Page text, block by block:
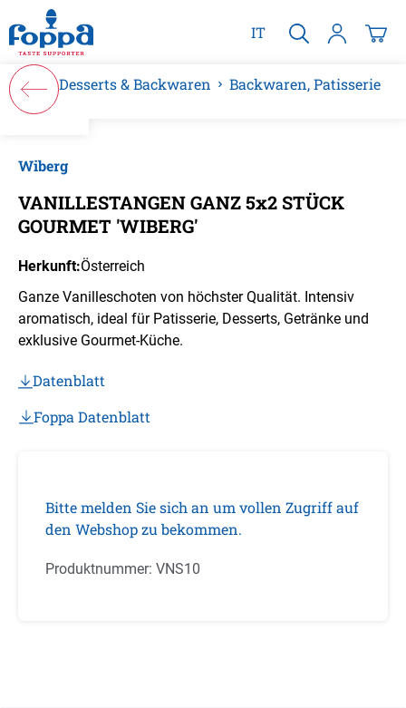
springen
IT
Desserts & Backwaren Backwaren, Patisserie
Wiberg
VANILLESTANGEN GANZ 5x2 STÜCK
GOURMET 'WIBERG'
Herkunft:Österreich
Ganze Vanilleschoten von höchster Qualität. Intensiv
aromatisch, ideal für Patisserie, Desserts, Getränke und
exklusive Gourmet-Küche.
Datenblatt
Foppa Datenblatt
Bitte melden Sie sich an um vollen Zugriff auf
den Webshop zu bekommen.
Produktnummer: VNS10